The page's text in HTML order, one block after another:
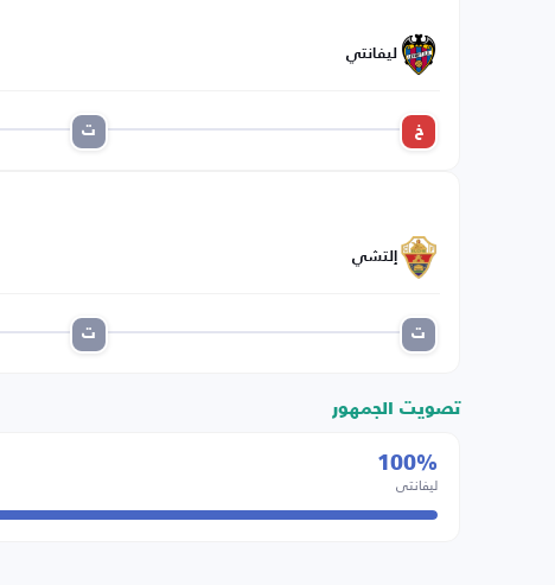
ليفانتي
خ ت
إلتشي
ت ت
تصويت الجمهور
100%
ليفانتي